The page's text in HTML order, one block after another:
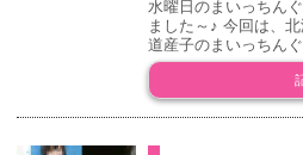
水曜日のまいっちん
ました～♪ 今回は、
道産子のまいっちん